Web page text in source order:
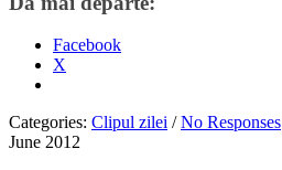
Facebook
X
Categories: Clipul zilei / No Responses
June 2012